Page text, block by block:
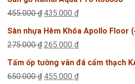
455.000₫ Giá
gốc
là:
435.000 ₫Giá
hiện
tại
435.000 ₫.
Sàn nhựa Hèm Khóa Apollo Floor
275.000₫ Giá
gốc
là:
265.000 ₫Giá
hiện
tại
Tấm ốp tường vân đá cẩm thạch
650.000₫ Giá
455.000 ₫Giá